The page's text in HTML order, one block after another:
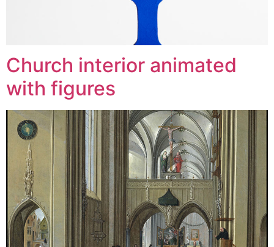
Church interior animated
with figures